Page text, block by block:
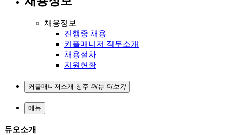
채용정보
진행중 채용
커플매니저 직무소개
채용절차
지원현황
커플매니저소개-청주 메뉴 더보기
메뉴
듀오소개